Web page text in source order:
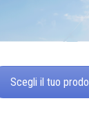
Scegli il tuo